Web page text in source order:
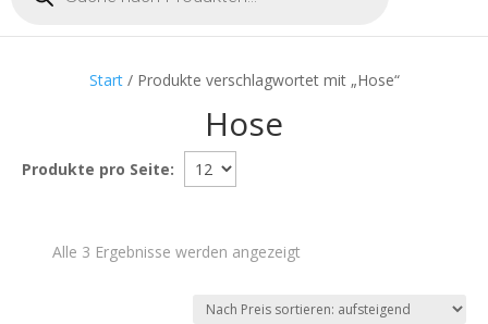
Start/ Produkte verschlagwortet mit „Hose“
Hose
Produkte pro Seite:
Alle 3 Ergebnisse werden angezeigt
sortiert: